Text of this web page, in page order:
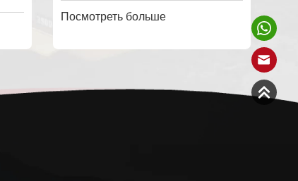
Посмотреть больше